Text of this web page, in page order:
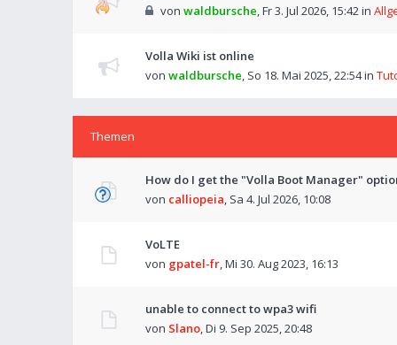
von waldbursche,Fr 3. Jul 2026, 15:42in
Volla Wiki ist online
von waldbursche, So 18. Mai 2025, 22:54in
Themen
How do I get the "Volla Boot Manager"
von calliopeia, Sa 4. Jul 2026, 10:08
VoLTE
von gpatel-fr,Mi 30. Aug 2023, 16:13
unable to connect to wpa3 wifi
von Slano,Di 9. Sep 2025, 20:48